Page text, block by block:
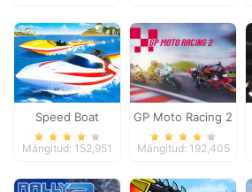
Speed Boat
Extreme Racing
Mängitud: 152,951
GP Moto Racing 2
Mängitud: 192,405